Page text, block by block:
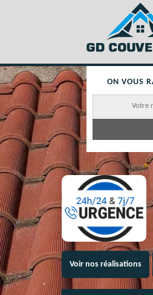
Voir nos réalisations
ON VOUS